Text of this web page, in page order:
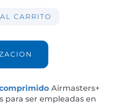
CARRITO
Airmasters+
para ser empleadas en